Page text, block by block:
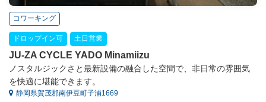
コワーキング
ドロップイン可 土日営業
JU-ZA CYCLE YADO Minamiizu
ノスタルジックさと最新設備の融合した空間で、非日常の雰囲気
を快適に堪能できます。
静岡県賀茂郡南伊豆町子浦1669